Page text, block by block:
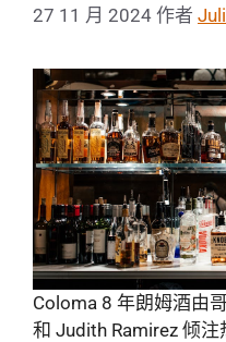
27 11 月 2024 作者
Coloma 8 年朗姆酒由
和 Judith Ramirez 倾